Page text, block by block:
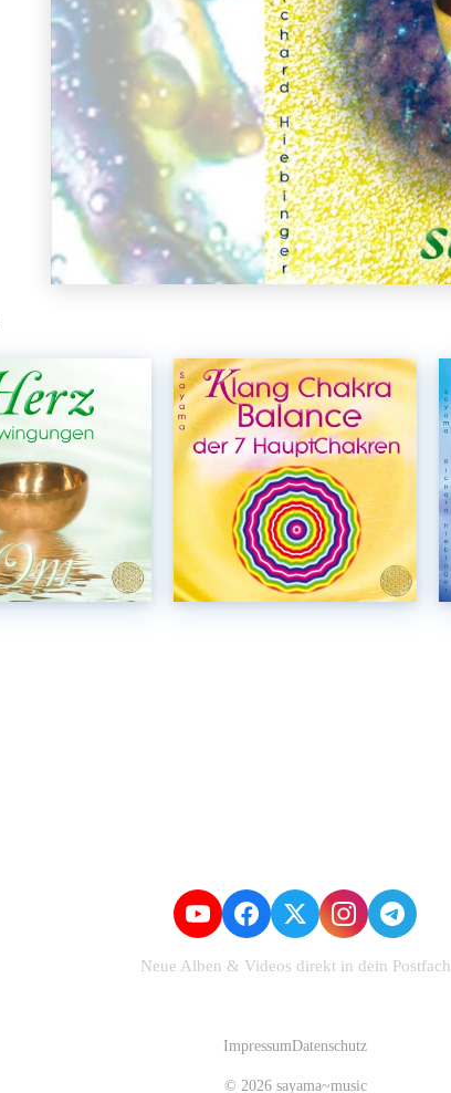
Neue Alben & Videos direkt in dein Postfach
ImpressumDatenschutz
© 2026 sayama~music